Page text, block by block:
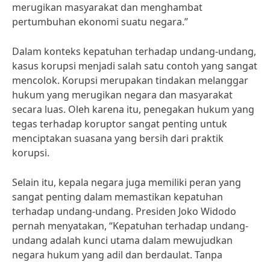
merugikan masyarakat dan menghambat
pertumbuhan ekonomi suatu negara.”
Dalam konteks kepatuhan terhadap undang-undang,
kasus korupsi menjadi salah satu contoh yang sangat
mencolok. Korupsi merupakan tindakan melanggar
hukum yang merugikan negara dan masyarakat
secara luas. Oleh karena itu, penegakan hukum yang
tegas terhadap koruptor sangat penting untuk
menciptakan suasana yang bersih dari praktik
korupsi.
Selain itu, kepala negara juga memiliki peran yang
sangat penting dalam memastikan kepatuhan
terhadap undang-undang. Presiden Joko Widodo
pernah menyatakan, “Kepatuhan terhadap undang-
undang adalah kunci utama dalam mewujudkan
negara hukum yang adil dan berdaulat. Tanpa